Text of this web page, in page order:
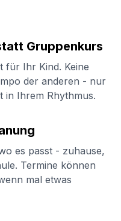
Gruppenkurs
für Ihr Kind. Keine
der anderen - nur
in Ihrem Rhythmus.
es passt - zuhause,
Termine können
mal etwas